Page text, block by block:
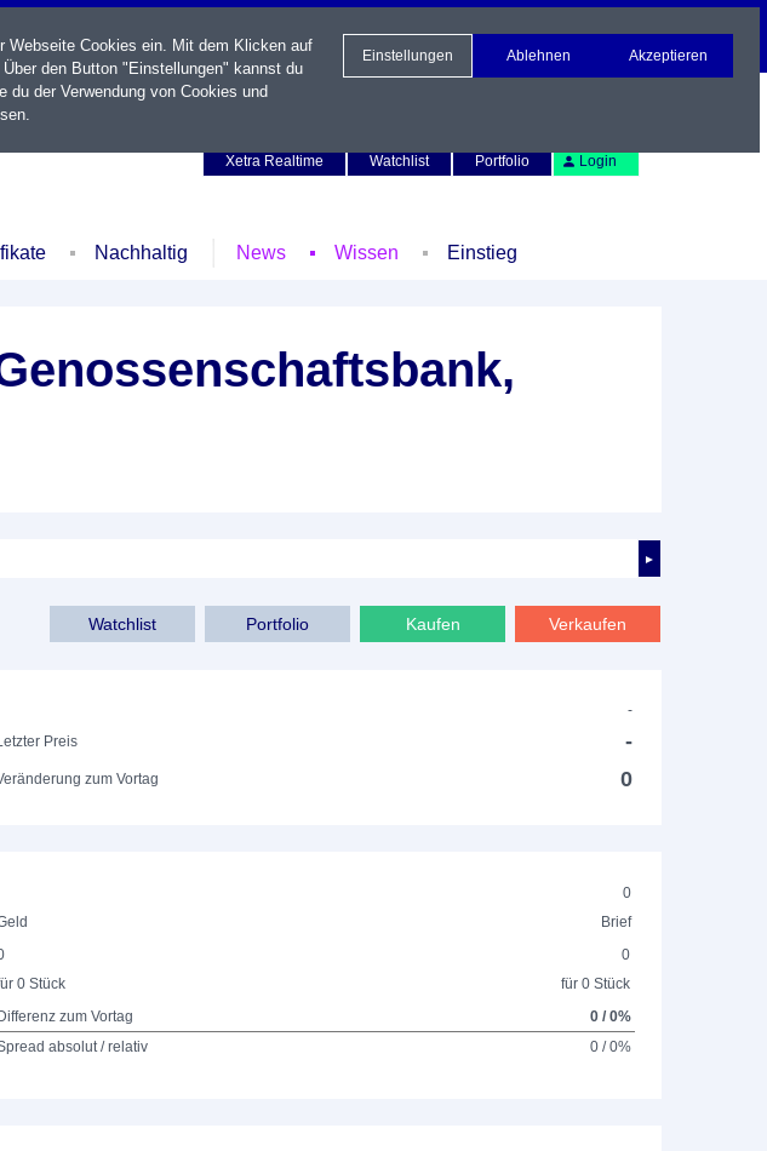
Xetra Realtime
Watchlist Portfolio Login
Nachhaltig News Wissen Einstieg
►
Verkaufen
Kaufen
Portfolio
Watchlist
-
Preis
-
zum Vortag 0
0
Brief
0 Stück
0
für 0 Stück
Differenz zum Vortag
0 / 0%
absolut / relativ
0 / 0%
Webseite Cookies ein. Mit dem Klicken auf
den Button "Einstellungen" kannst du
du der Verwendung von Cookies und
.
Einstellungen Ablehnen Akzeptieren